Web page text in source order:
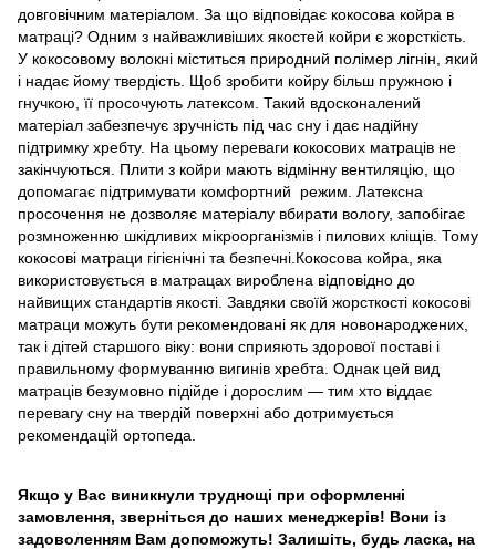
довговічним матеріалом. За що відповідає кокосова койра в
матраці? Одним з найважливіших якостей койри є жорсткість.
У кокосовому волокні міститься природний полімер лігнін, який
і надає йому твердість. Щоб зробити койру більш пружною і
гнучкою, її просочують латексом. Такий вдосконалений
матеріал забезпечує зручність під час сну і дає надійну
підтримку хребту. На цьому переваги кокосових матраців не
закінчуються. Плити з койри мають відмінну вентиляцію, що
допомагає підтримувати комфортний режим. Латексна
просочення не дозволяє матеріалу вбирати вологу, запобігає
розмноженню шкідливих мікроорганізмів і пилових кліщів. Тому
кокосові матраци гігієнічні та безпечні.Кокосова койра, яка
використовується в матрацах вироблена відповідно до
найвищих стандартів якості. Завдяки своїй жорсткості кокосові
матраци можуть бути рекомендовані як для новонароджених,
так і дітей старшого віку: вони сприяють здорової поставі і
правильному формуванню вигинів хребта. Однак цей вид
матраців безумовно підійде і дорослим — тим хто віддає
перевагу сну на твердій поверхні або дотримується
рекомендацій ортопеда.
Якщо у Вас виникнули труднощі при оформленні
замовлення, зверніться до наших менеджерів! Вони із
задоволенням Вам допоможуть! Залишіть, будь ласка, на